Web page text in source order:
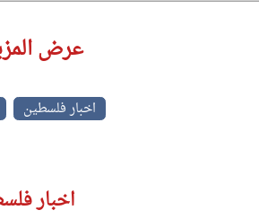
عرض
اخبار فلسطين
اخبار